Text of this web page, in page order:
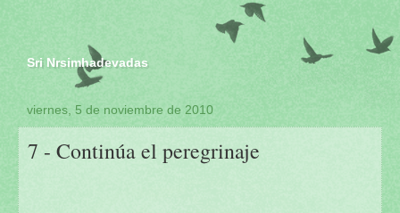
Sri Nrsimhadevadas
viernes, 5 de noviembre de 2010
7 - Continúa el peregrinaje